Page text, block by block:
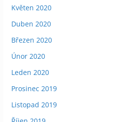
Květen 2020
Duben 2020
Březen 2020
Únor 2020
Leden 2020
Prosinec 2019
Listopad 2019